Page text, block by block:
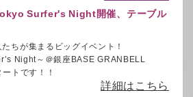
Surfer's Night開催、テーブル
ちが集まるビッグイベント！
Night～＠銀座BASE GRANBELL
トです！！
詳細はこちら